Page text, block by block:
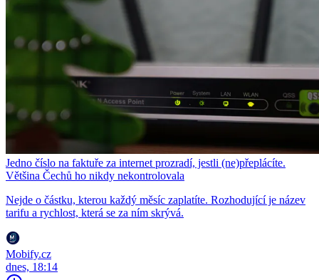
Jedno číslo na faktuře za internet prozradí, jestli (ne)přeplácíte.
Většina Čechů ho nikdy nekontrolovala
Nejde o částku, kterou každý měsíc zaplatíte. Rozhodující je název
tarifu a rychlost, která se za ním skrývá.
Mobify.cz
dnes, 18:14